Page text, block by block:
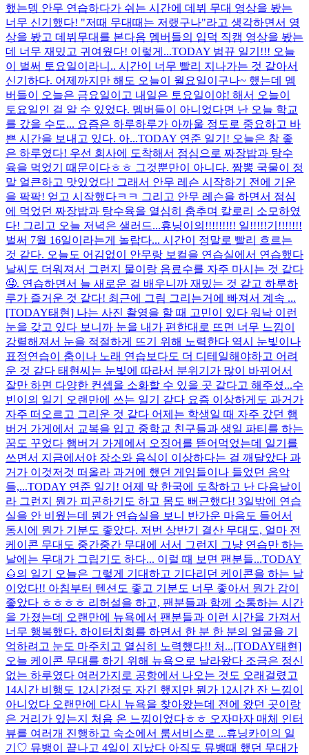
했는뎅 안무 연습하다가 쉬는 시간에 데뷔 무대 영상을 봤는
너무 신기했다! "저때 무대때는 저랬구나"라고 생각하면서 영
상을 봤고 데뷔무대를 본다음 멤버들의 입덕 직캠 영상을 봤는
데 너무 재밌고 귀여웠다! 이렇게...TODAY 범뀨 일기!!! 오늘
이 벌써 토요일이라니.. 시간이 너무 빨리 지나가는 것 같아서
신기하다. 어제까지만 해도 오늘이 월요일이구나~ 했는데 멤
버들이 오늘은 금요일이고 내일은 토요일이야! 해서 오늘이
토요일인 걸 알 수 있었다. 멤버들이 아니었다면 난 오늘 학교
를 갔을 수도... 요즘은 하루하루가 아까울 정도로 중요하고 바
쁜 시간을 보내고 있다. 아...TODAY 연준 일기! 오늘은 참 좋
은 하루였다! 우선 회사에 도착해서 점심으로 짜장밥과 탕수
육을 먹었기 때문이다ㅎㅎ 그것뿐만이 아니다. 짬뽕 국물이 정
말 얼큰하고 맛있었다! 그래서 안무 레슨 시작하기 전에 기운
을 팍팍! 얻고 시작했다ㅋㅋ 그리고 안무 레슨을 하면서 점심
에 먹었던 짜장밥과 탕수육을 열심히 춤추며 칼로리 소모하였
다! 그리고 오늘 저녁은 샐러드...휴닝이의!!!!!!!!! 일!!!!!기!!!!!!!
벌써 7월 16일이라는게 놀랍다... 시간이 정말로 빨리 흐르는
것 같다. 오늘도 어김없이 안무랑 보컬을 연습실에서 연습했다
날씨도 더워져서 그런지 물이랑 음료수를 자주 마시는 것 같다
🤤. 연습하면서 늘 새로운 걸 배우니까 재밌는 것 같고 하루하
루가 즐거운 것 같다! 최근에 그림 그리는거에 빠져서 계속 ...
[TODAY태현] 나는 사진 촬영을 할 때 고민이 있다 워낙 이런
눈을 갖고 있다 보니까 눈을 내가 편한대로 뜨면 너무 느낌이
강렬해져서 눈을 적절하게 뜨기 위해 노력한다 역시 눈빛이나
표정연습이 춤이나 노래 연습보다도 더 디테일해야하고 어려
운 것 같다 태현씨는 눈빛에 따라서 분위기가 많이 바뀌어서
잘만 하면 다양한 컨셉을 소화할 수 있을 곳 같다고 해주셨...수
빈이의 일기 오랜만에 쓰는 일기 같다 요즘 이상하게도 과거가
자주 떠오르고 그리운 것 같다 어제는 학생일 때 자주 갔던 햄
버거 가게에서 교복을 입고 중학교 친구들과 생일 파티를 하는
꿈도 꾸었다 햄버거 가게에서 오징어를 뜯어먹었는데 일기를
쓰면서 지금에서야 장소와 음식이 이상하다는 걸 깨달았다 과
거가 이것저것 떠올라 과거에 했던 게임들이나 들었던 음악
들,...TODAY 연준 일기! 어제 막 한국에 도착하고 난 다음날이
라 그런지 뭔가 피곤하기도 하고 몸도 뻐근했다! 3일밖에 연습
실을 안 비웠는데 뭔가 연습실을 보니 반가운 마음도 들어서
동시에 뭔가 기분도 좋았다. 저번 상반기 결산 무대도, 얼마 전
케이콘 무대도 중간중간 무대에 서서 그런지 그냥 연습만 하는
날에는 무대가 그립기도 하다... 이럴 때 보면 팬분들...TODAY
🌰의 일기 오늘은 그렇게 기대하고 기다리던 케이콘을 하는 날
이었다!! 아침부터 텐션도 좋고 기분도 너무 좋아서 뭔가 감이
좋았다 ㅎㅎㅎㅎ 리허설을 하고, 팬분들과 함께 소통하는 시간
을 가졌는데 오랜만에 뉴욕에서 팬분들과 이런 시간을 가져서
너무 행복했다. 하이터치회를 하면서 한 분 한 분의 얼굴을 기
억하려고 눈도 마주치고 열심히 노력했다!! 처...[TODAY태현]
오늘 케이콘 무대를 하기 위해 뉴욕으로 날라왔다 조금은 정신
없는 하루였다 여러가지로 공항에서 나오는 것도 오래걸렸고
14시간 비행도 12시간정도 자긴 했지만 뭔가 12시간 잔 느낌이
아니었다 오랜만에 다시 뉴욕을 찾아왔는데 전에 왔던 곳이랑
은 거리가 있는지 처음 온 느낌이었다ㅎㅎ 오자마자 매체 인터
뷰를 여러개 진행하고 숙소에서 룸서비스로 ...휴닝카이의 일
기♡ 뮤뱅이 끝나고 4일이 지났다 아직도 뮤뱅때 했던 무대가